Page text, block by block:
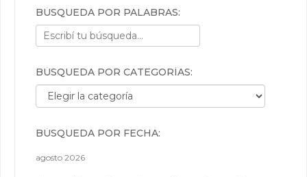
BÚSQUEDA POR PALABRAS:
BÚSQUEDA POR CATEGORÍAS:
Búsqueda por categorías:
BÚSQUEDA POR FECHA:
agosto 2026